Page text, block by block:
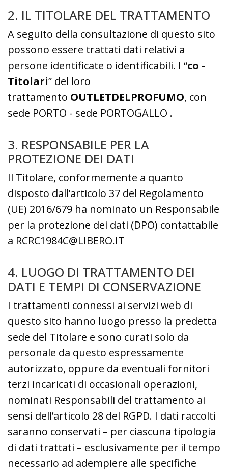
2. IL TITOLARE DEL TRATTAMENTO
A seguito della consultazione di questo sito
possono essere trattati dati relativi a
persone identificate o identificabili. I “co -
Titolari” del loro
trattamento OUTLETDELPROFUMO, con
sede PORTO - sede PORTOGALLO .
3. RESPONSABILE PER LA
PROTEZIONE DEI DATI
Il Titolare, conformemente a quanto
disposto dall’articolo 37 del Regolamento
(UE) 2016/679 ha nominato un Responsabile
per la protezione dei dati (DPO) contattabile
a RCRC1984C@LIBERO.IT
4. LUOGO DI TRATTAMENTO DEI
DATI E TEMPI DI CONSERVAZIONE
I trattamenti connessi ai servizi web di
questo sito hanno luogo presso la predetta
sede del Titolare e sono curati solo da
personale da questo espressamente
autorizzato, oppure da eventuali fornitori
terzi incaricati di occasionali operazioni,
nominati Responsabili del trattamento ai
sensi dell’articolo 28 del RGPD. I dati raccolti
saranno conservati – per ciascuna tipologia
di dati trattati – esclusivamente per il tempo
necessario ad adempiere alle specifiche